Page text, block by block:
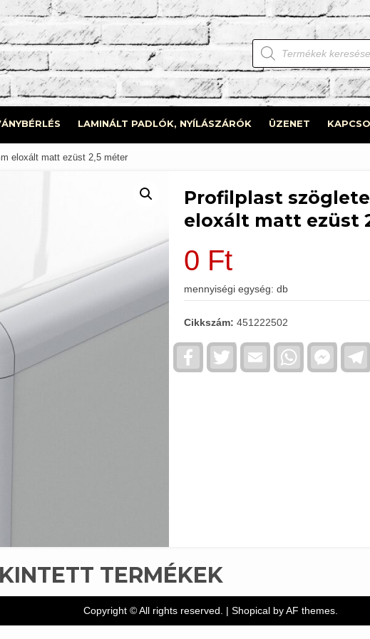
Products
search
LAMINÁLT PADLÓK, NYÍLÁSZÁRÓK ÜZENET
eloxált matt ezüst 2,5 méter
Profilplast
eloxált matt ezüst
0 Ft
mennyiségi egység: db
Cikkszám:451222502
FacebookTwitter Email WhatsApp
TERMÉKEK
Copyright © All rights reserved. | Shopicalby AF themes.